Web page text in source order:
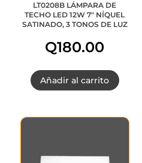
LT0208B LÁMPARA DE
TECHO LED 12W 7″ NÍQUEL
SATINADO, 3 TONOS DE LUZ
Q180.00
Añadir al carrito